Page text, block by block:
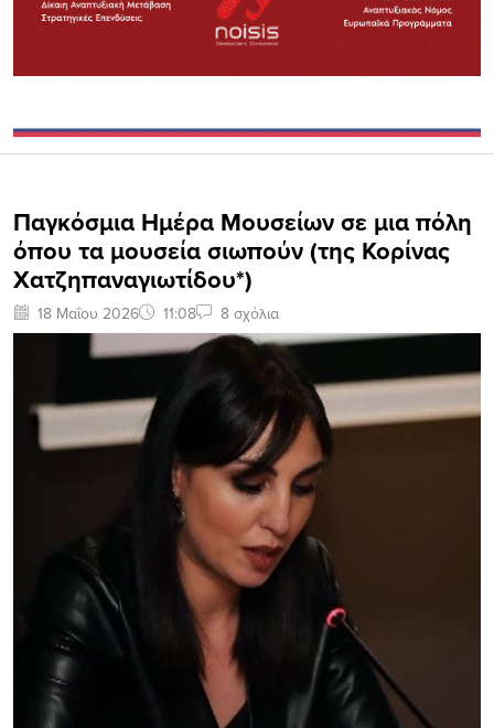
Παγκόσμια Ημέρα Μουσείων σε μια πόλη
όπου τα μουσεία σιωπούν (της Κορίνας
Χατζηπαναγιωτίδου*)
18 Μαΐου 2026 11:08 8 σχόλια